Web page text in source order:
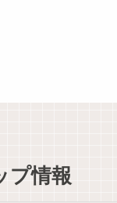
プ情報